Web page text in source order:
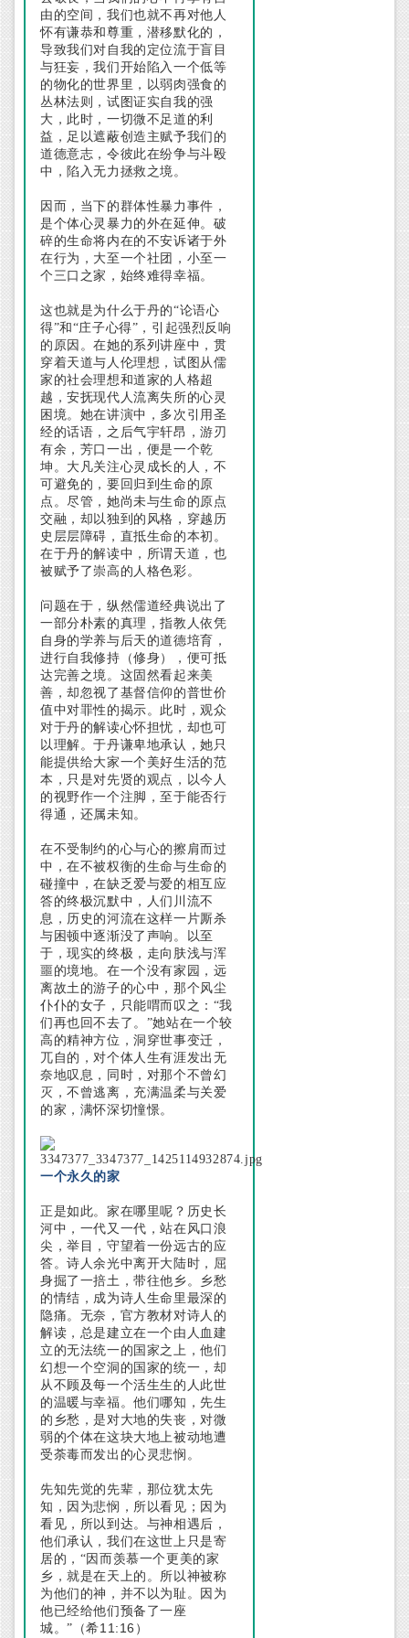
由的空间，我们也就不再对他人
怀有谦恭和尊重，潜移默化的，
导致我们对自我的定位流于盲目
与狂妄，我们开始陷入一个低等
的物化的世界里，以弱肉强食的
丛林法则，试图证实自我的强
大，此时，一切微不足道的利
益，足以遮蔽创造主赋予我们的
道德意志，令彼此在纷争与斗殴
中，陷入无力拯救之境。
因而，当下的群体性暴力事件，
是个体心灵暴力的外在延伸。破
碎的生命将内在的不安诉诸于外
在行为，大至一个社团，小至一
个三口之家，始终难得幸福。
这也就是为什么于丹的“论语心
得”和“庄子心得”，引起强烈反响
的原因。在她的系列讲座中，贯
穿着天道与人伦理想，试图从儒
家的社会理想和道家的人格超
越，安抚现代人流离失所的心灵
困境。她在讲演中，多次引用圣
经的话语，之后气宇轩昂，游刃
有余，芳口一出，便是一个乾
坤。大凡关注心灵成长的人，不
可避免的，要回归到生命的原
点。尽管，她尚未与生命的原点
交融，却以独到的风格，穿越历
史层层障碍，直抵生命的本初。
在于丹的解读中，所谓天道，也
被赋予了崇高的人格色彩。
问题在于，纵然儒道经典说出了
一部分朴素的真理，指教人依凭
自身的学养与后天的道德培育，
进行自我修持（修身），便可抵
达完善之境。这固然看起来美
善，却忽视了基督信仰的普世价
值中对罪性的揭示。此时，观众
对于丹的解读心怀担忧，却也可
以理解。于丹谦卑地承认，她只
能提供给大家一个美好生活的范
本，只是对先贤的观点，以今人
的视野作一个注脚，至于能否行
得通，还属未知。
在不受制约的心与心的擦肩而过
中，在不被权衡的生命与生命的
碰撞中，在缺乏爱与爱的相互应
答的终极沉默中，人们川流不
息，历史的河流在这样一片厮杀
与困顿中逐渐没了声响。以至
于，现实的终极，走向肤浅与浑
噩的境地。在一个没有家园，远
离故土的游子的心中，那个风尘
仆仆的女子，只能喟而叹之：“我
们再也回不去了。”她站在一个较
高的精神方位，洞穿世事变迁，
兀自的，对个体人生有涯发出无
奈地叹息，同时，对那个不曾幻
灭，不曾逃离，充满温柔与关爱
的家，满怀深切憧憬。
一个永久的家
正是如此。家在哪里呢？历史长
河中，一代又一代，站在风口浪
尖，举目，守望着一份远古的应
答。诗人余光中离开大陆时，屈
身掘了一掊土，带往他乡。乡愁
的情结，成为诗人生命里最深的
隐痛。无奈，官方教材对诗人的
解读，总是建立在一个由人血建
立的无法统一的国家之上，他们
幻想一个空洞的国家的统一，却
从不顾及每一个活生生的人此世
的温暖与幸福。他们哪知，先生
的乡愁，是对大地的失丧，对微
弱的个体在这块大地上被动地遭
受荼毒而发出的心灵悲悯。
先知先觉的先辈，那位犹太先
知，因为悲悯，所以看见；因为
看见，所以到达。与神相遇后，
他们承认，我们在这世上只是寄
居的，“因而羡慕一个更美的家
乡，就是在天上的。所以神被称
为他们的神，并不以为耻。因为
他已经给他们预备了一座
城。”（希11:16 ）